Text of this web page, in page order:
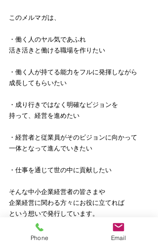
このメルマガは、
・働く人のヤル気であふれ
活き活きと働ける職場を作りたい
・働く人が持てる能力をフルに発揮しながら
成長してもらいたい
・成り行きではなく明確なビジョンを
持って、経営を進めたい
・経営者と従業員がそのビジョンに向かって
一体となって進んでいきたい
・仕事を通じて世の中に貢献したい
そんな中小企業経営者の皆さまや
企業経営に関わる方々にお役に立てれば
という想いで発行しています。
Phone Email